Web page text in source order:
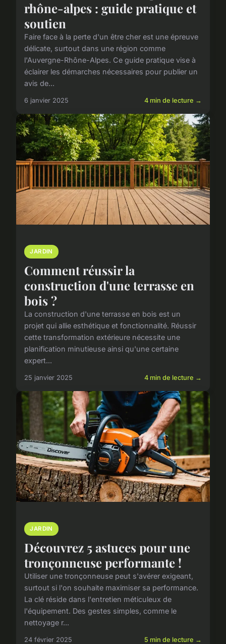
rhône-alpes : guide pratique et
soutien
Faire face à la perte d'un être cher est une épreuve
délicate, surtout dans une région comme
l'Auvergne-Rhône-Alpes. Ce guide pratique vise à
éclairer les démarches nécessaires pour publier un
avis de...
6 janvier 2025 4 min de lecture →
JARDIN
Comment réussir la
construction d'une terrasse en
bois ?
La construction d'une terrasse en bois est un
projet qui allie esthétique et fonctionnalité. Réussir
cette transformation extérieure nécessite une
planification minutieuse ainsi qu'une certaine
expert...
25 janvier 2025 4 min de lecture →
JARDIN
Découvrez 5 astuces pour une
tronçonneuse performante !
Utiliser une tronçonneuse peut s'avérer exigeant,
surtout si l'on souhaite maximiser sa performance.
La clé réside dans l'entretien méticuleux de
l'équipement. Des gestes simples, comme le
nettoyage r...
24 février 2025 5 min de lecture →